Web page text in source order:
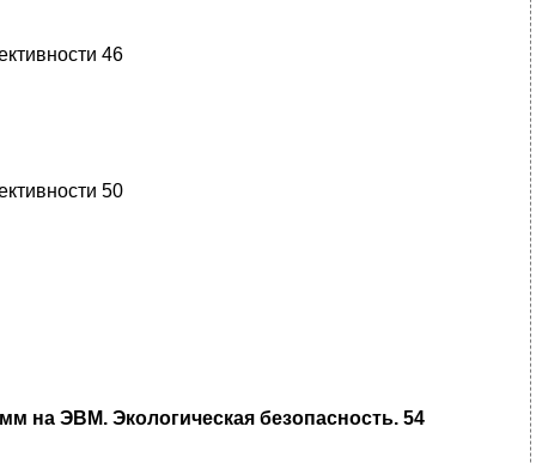
46
50
на ЭВМ. Экологическая безопасность. 54